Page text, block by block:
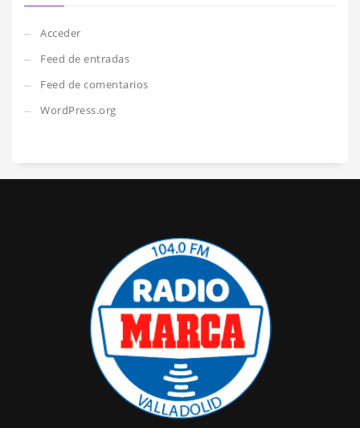
Acceder
Feed de entradas
Feed de comentarios
WordPress.org